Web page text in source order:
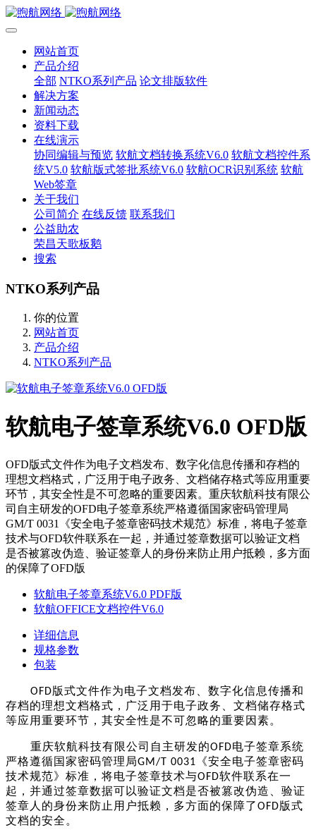
网站首页
产品介绍
全部 NTKO系列产品 论文排版软件
解决方案
新闻动态
资料下载
在线演示
协同编辑与预览 软航文档转换系统V6.0 软航文档控件系
统V5.0 软航版式签批系统V6.0 软航OCR识别系统 软航
Web签章
关于我们
公司简介 在线反馈 联系我们
公益助农
荣昌天歌板鹅
搜索
NTKO系列产品
你的位置
网站首页
产品介绍
NTKO系列产品
软航电子签章系统V6.0 OFD版
OFD版式文件作为电子文档发布、数字化信息传播和存档的
理想文档格式，广泛用于电子政务、文档储存格式等应用重要
环节，其安全性是不可忽略的重要因素。重庆软航科技有限公
司自主研发的OFD电子签章系统严格遵循国家密码管理局
GM/T 0031《安全电子签章密码技术规范》标准，将电子签章
技术与OFD软件联系在一起，并通过签章数据可以验证文档
是否被篡改伪造、验证签章人的身份来防止用户抵赖，多方面
的保障了OFD版
软航电子签章系统V6.0 PDF版
软航OFFICE文档控件V6.0
详细信息
规格参数
包装
OFD版式文件作为电子文档发布、数字化信息传播和
存档的理想文档格式，广泛用于电子政务、文档储存格式
等应用重要环节，其安全性是不可忽略的重要因素。
重庆软航科技有限公司自主研发的OFD电子签章系统
严格遵循国家密码管理局GM/T 0031 《安全电子签章密码
技术规范》标准，将电子签章技术与OFD软件联系在一
起，并通过签章数据可以验证文档是否被篡改伪造、验证
签章人的身份来防止用户抵赖，多方面的保障了OFD版式
文档的安全。